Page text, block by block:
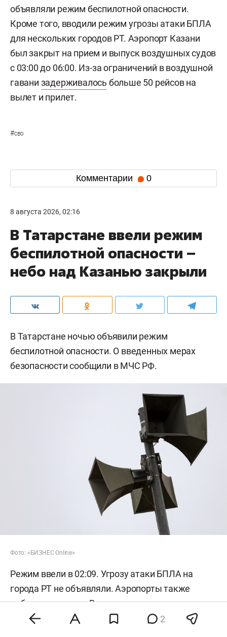
объявляли режим беспилотной опасности.
Кроме того, вводили режим угрозы атаки БПЛА
для нескольких городов РТ. Аэропорт Казани
был закрыт на прием и выпуск воздушных судов
с 03:00 до 06:00. Из-за ограничений в воздушной
гавани задерживалось больше 50 рейсов на
вылет и прилет.
#сво
Комментарии 0
8 августа 2026, 02:16
В Татарстане ввели режим
беспилотной опасности –
небо над Казанью закрыли
В Татарстане ночью объявили режим
беспилотной опасности. О введенных мерах
безопасности сообщили в МЧС РФ.
Фото: «БИЗНЕС Online»
Режим ввели в 02:09. Угрозу атаки БПЛА на
города РТ не объявляли. Аэропорты также
работают штатно. Вместе с тем ночью закрыли
небо над Тамбовом, Саратовом, Пензой,
2